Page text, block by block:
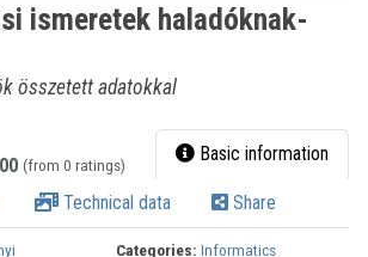
ismeretek haladóknak-
összetett adatokkal
(from 0 ratings) Basic information
Technical data Share
Categories: Informatics